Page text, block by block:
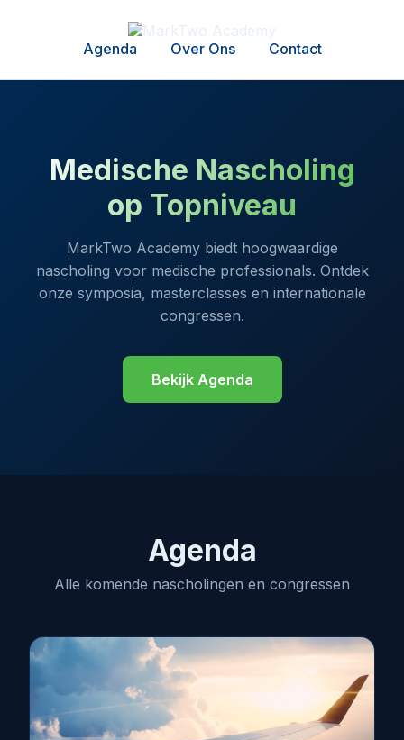
Agenda Over Ons Contact
Medische Nascholing
op Topniveau
MarkTwo Academy biedt hoogwaardige
nascholing voor medische professionals. Ontdek
onze symposia, masterclasses en internationale
congressen.
Bekijk Agenda
Agenda
Alle komende nascholingen en congressen